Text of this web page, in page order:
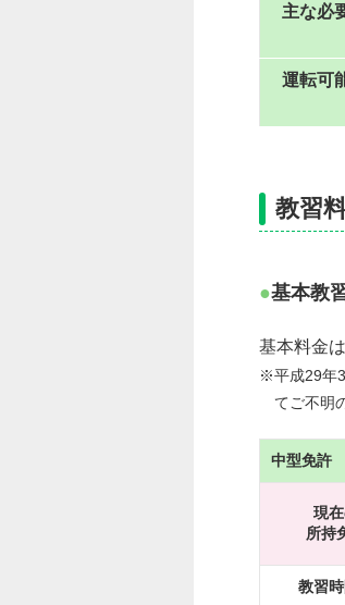
主な必
運転可
教習
基本教
基本料金
※平成29年
てご不明
中型免許
現
所持
教習